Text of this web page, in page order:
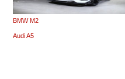
BMW M2
Audi A5